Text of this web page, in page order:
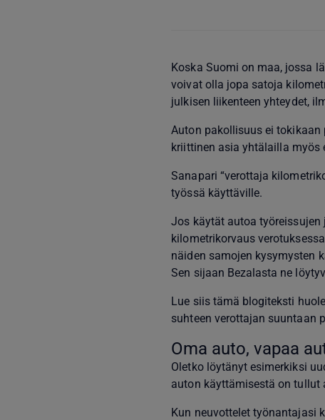
Koska Suomi on maa, jossa
voivat olla jopa satoja
julkisen liikenteen yhteydet,
Auton pakollisuus ei
kriittinen asia yhtälailla myös
Sanapari “verottaja
työssä käyttäville.
Jos käytät autoa
kilometrikorvaus
näiden samojen kysymysten
Sen sijaan Bezalasta ne
Lue siis tämä blogiteksti
suhteen verottajan suuntaan
Oma auto, vapaa
Oletko löytänyt esimerkiksi
auton käyttämisestä on tullut
Kun neuvottelet työnantajasi